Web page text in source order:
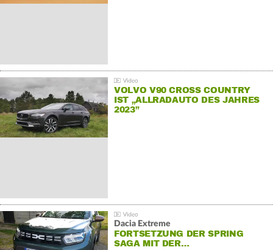
VOLVO V90 CROSS COUNTRY
IST „ALLRADAUTO DES JAHRES
2023”
Dacia Extreme
FORTSETZUNG DER SPRING
SAGA MIT DER…